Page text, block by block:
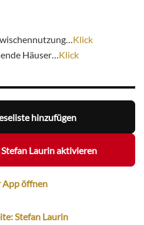
Klick
Häuser…Klick
hinzufügen
Laurin aktivieren
App öffnen
Stefan Laurin